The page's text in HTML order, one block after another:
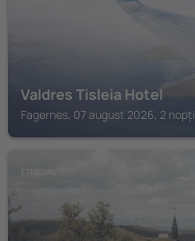
Valdres Tisleia Hotel
Fagernes, 07 august 2026, 2 nopți
ETNEDAL